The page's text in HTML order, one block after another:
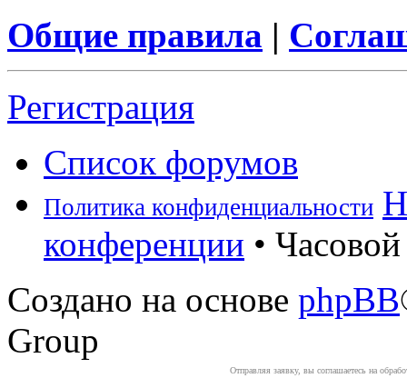
Общие правила |
Регистрация
Список форумов
Политика конфиденциальности
конференции •
Создано на основе phpBB
Group
Отправляя заявку, вы соглашаетесь на